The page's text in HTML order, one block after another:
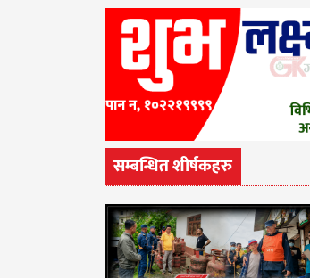
सम्बन्धित शीर्षकहरु